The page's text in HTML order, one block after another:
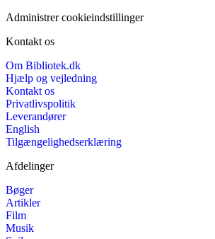
Administrer cookieindstillinger
Kontakt os
Om Bibliotek.dk
Hjælp og vejledning
Kontakt os
Privatlivspolitik
Leverandører
English
Tilgængelighedserklæring
Afdelinger
Bøger
Artikler
Film
Musik